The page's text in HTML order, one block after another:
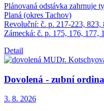
Plánovaná odstávka zahrnuje
Planá (okres Tachov)
Revoluční: č. p. 217-223, 823,
Zámecká: č. p. 175, 176, 177,
Detail
Dovolená - zubní
3. 8. 2026